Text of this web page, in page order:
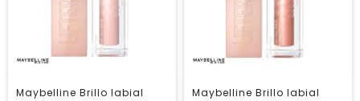
Maybelline Brillo labial
Maybelline Brillo labial